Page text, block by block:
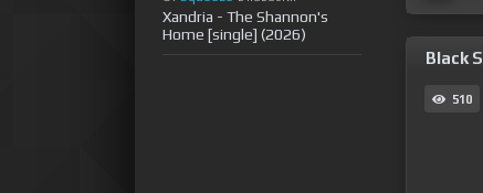
Black
510
Xandria - The Shannon's
Home [single] (2026)